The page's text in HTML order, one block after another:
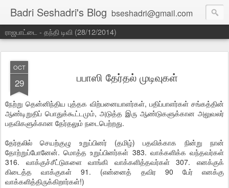
Badri Seshadri's Blog bseshadri@gmail.com
ராஜபாட்டை - தந்தி டிவி (28/12/2014)
OCT
29 பபாஸி தேர்தல் முடிவுகள்
நேற்று தென்னிந்திய புத்தக விற்பனையாளர்கள், பதிப்பாளர்கள் சங்கத்தின்
ஆண்டிறுதிப் பொதுக்கூட்டமும், அடுத்த இரு ஆண்டுகளுக்கான அலுவலர்
பதவிகளுக்கான தேர்தலும் நடைபெற்றது.
தேர்தலில் செயற்குழு உறுப்பினர் (தமிழ்) பதவிக்காக நின்று நான்
தோற்றுப்போனேன். மொத்த உறுப்பினர்கள் 383. வாக்களிக்க வந்தவர்கள்
316. வாக்குச்சீட்டுகளை வாங்கி வாக்களித்தவர்கள் 307. எனக்குக்
கிடைத்த வாக்குகள் 91. (என்னைத் தவிர 90 பேர் எனக்கு
வாக்களித்திருக்கிறார்கள்!)